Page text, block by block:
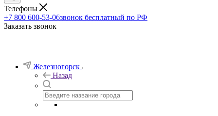
Телефоны
+7 800 600-53-06звонок бесплатный по РФ
Заказать звонок
Железногорск
Назад